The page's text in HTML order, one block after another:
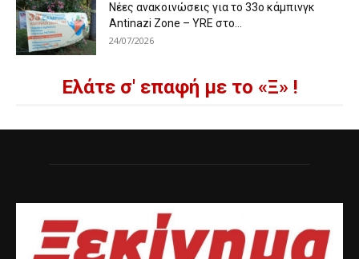
Νέες ανακοινώσεις για το 33ο κάμπινγκ
Antinazi Zone – YRE στο...
24/07/2026
Ελάτε σ' επαφή με το «Ξ» !